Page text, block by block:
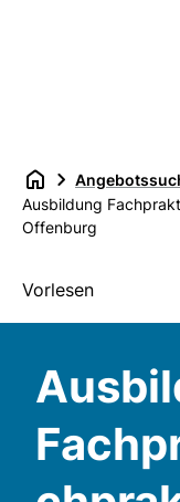
Ausbildung
Offenburg
Vorlesen